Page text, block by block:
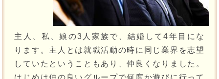
主人、私、娘の3人家族で、結婚して4年目にな
ります。主人とは就職活動の時に同じ業界を志望
していたということもあり、仲良くなりました。